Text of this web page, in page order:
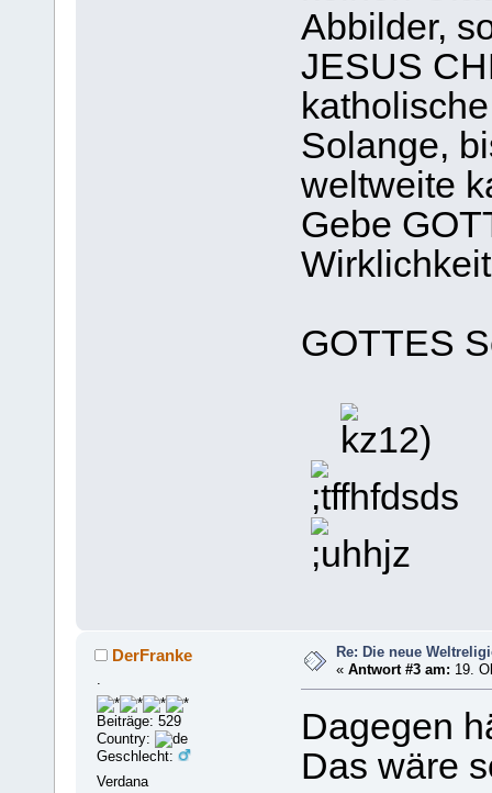
Abbilder,
JESUS
Solange,
weltweite
Gebe
GOTTES
DerFranke
Beiträge: 529
Country:
Geschlecht:
Verdana
Re: Die neue
«Antwort #3 am: 19.
Dagegen
Das wäre